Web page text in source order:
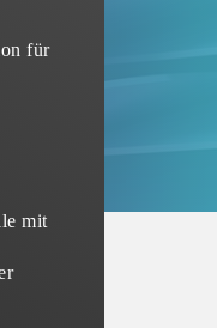
für
mit